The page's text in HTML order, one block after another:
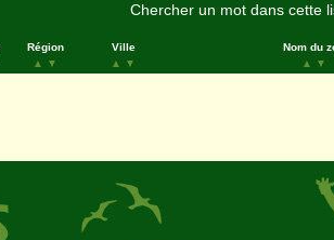
Chercher un mot dans cette
Région
▲
▼
Ville
▲
▼
Nom du
▲
▼